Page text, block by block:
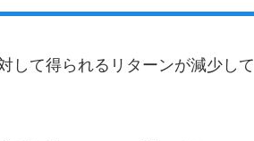
して得られるリターンが減少して